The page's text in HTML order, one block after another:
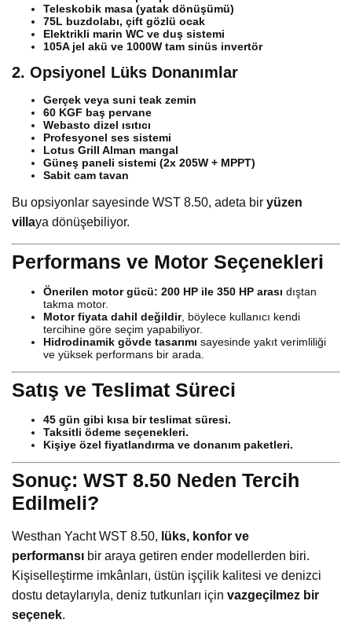
Teleskobik masa (yatak dönüşümü)
75L buzdolabı, çift gözlü ocak
Elektrikli marin WC ve duş sistemi
105A jel akü ve 1000W tam sinüs invertör
2. Opsiyonel Lüks Donanımlar
Gerçek veya suni teak zemin
60 KGF baş pervane
Webasto dizel ısıtıcı
Profesyonel ses sistemi
Lotus Grill Alman mangal
Güneş paneli sistemi (2x 205W + MPPT)
Sabit cam tavan
Bu opsiyonlar sayesinde WST 8.50, adeta bir yüzen
villaya dönüşebiliyor.
Performans ve Motor Seçenekleri
Önerilen motor gücü: 200 HP ile 350 HP arası dıştan
takma motor.
Motor fiyata dahil değildir, böylece kullanıcı kendi
tercihine göre seçim yapabiliyor.
Hidrodinamik gövde tasarımı sayesinde yakıt verimliliği
ve yüksek performans bir arada.
Satış ve Teslimat Süreci
45 gün gibi kısa bir teslimat süresi.
Taksitli ödeme seçenekleri.
Kişiye özel fiyatlandırma ve donanım paketleri.
Sonuç: WST 8.50 Neden Tercih
Edilmeli?
Westhan Yacht WST 8.50, lüks, konfor ve
performansı bir araya getiren ender modellerden biri.
Kişiselleştirme imkânları, üstün işçilik kalitesi ve denizci
dostu detaylarıyla, deniz tutkunları için vazgeçilmez bir
seçenek.